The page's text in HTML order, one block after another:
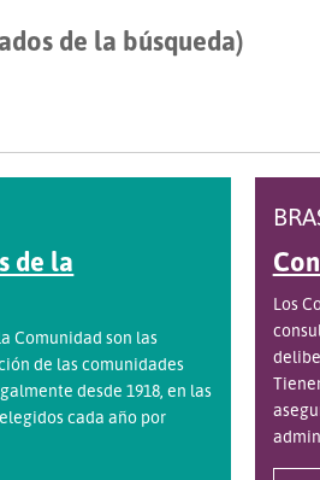
de la búsqueda)
de la
Comunidad son las
de las comunidades
desde 1918, en las
cada año por
Los